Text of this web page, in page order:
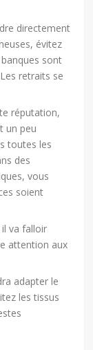
directement
évitez
sont
retraits se
réputation,
un peu
toutes les
des
vous
soient
va falloir
attention aux
adapter le
les tissus